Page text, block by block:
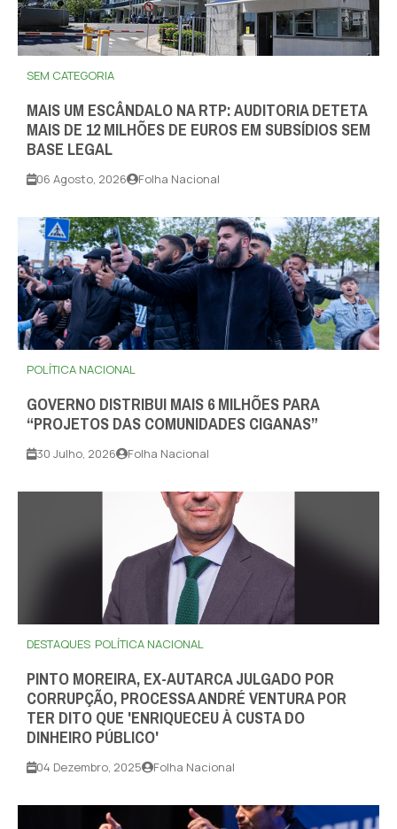
SEM CATEGORIA
MAIS UM ESCÂNDALO NA RTP: AUDITORIA DETETA
MAIS DE 12 MILHÕES DE EUROS EM SUBSÍDIOS SEM
BASE LEGAL
06 Agosto, 2026 Folha Nacional
POLÍTICA NACIONAL
GOVERNO DISTRIBUI MAIS 6 MILHÕES PARA
“PROJETOS DAS COMUNIDADES CIGANAS”
30 Julho, 2026 Folha Nacional
DESTAQUES POLÍTICA NACIONAL
PINTO MOREIRA, EX-AUTARCA JULGADO POR
CORRUPÇÃO, PROCESSA ANDRÉ VENTURA POR
TER DITO QUE 'ENRIQUECEU À CUSTA DO
DINHEIRO PÚBLICO'
04 Dezembro, 2025 Folha Nacional